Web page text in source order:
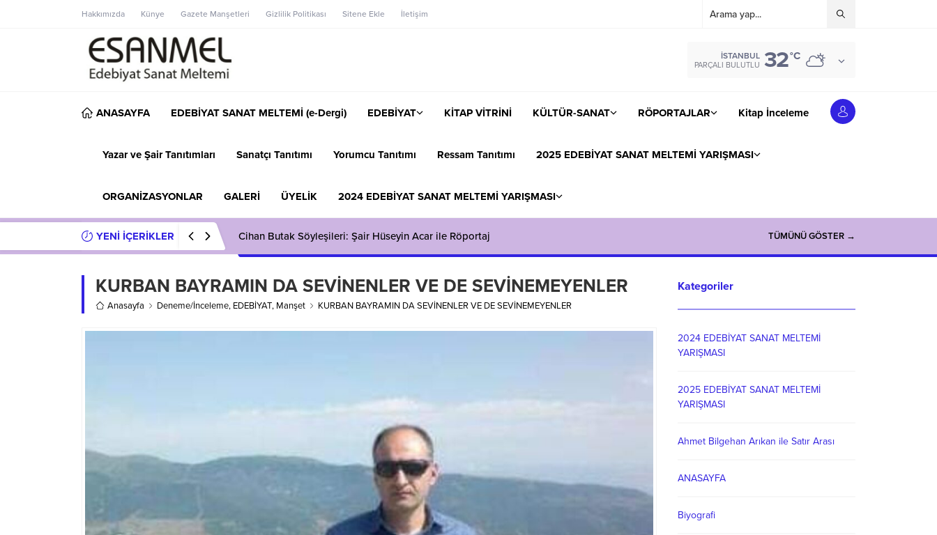
Hakkımızda Künye Gazete Manşetleri Gizlilik Politikası Sitene Ekle İletişim
İSTANBUL
PARÇALI BULUTLU 32°C
ANASAYFA EDEBİYAT SANAT MELTEMİ (e-Dergi) EDEBİYAT KİTAP VİTRİNİ KÜLTÜR-SANAT RÖPORTAJLAR Kitap İnceleme
Yazar ve Şair Tanıtımları Sanatçı Tanıtımı Yorumcu Tanıtımı Ressam Tanıtımı 2025 EDEBİYAT SANAT MELTEMİ YARIŞMASI
ORGANİZASYONLAR GALERİ ÜYELİK 2024 EDEBİYAT SANAT MELTEMİ YARIŞMASI
YENİ İÇERİKLER Cihan Butak Söyleşileri: Şair Hüseyin Acar ile Röportaj TÜMÜNÜ GÖSTER →
KURBAN BAYRAMIN DA SEVİNENLER VE DE SEVİNEMEYENLER
Anasayfa Deneme/İnceleme, EDEBİYAT, Manşet KURBAN BAYRAMIN DA SEVİNENLER VE DE SEVİNEMEYENLER
Kategoriler
2024 EDEBİYAT SANAT MELTEMİ
YARIŞMASI
2025 EDEBİYAT SANAT MELTEMİ
YARIŞMASI
Ahmet Bilgehan Arıkan ile Satır Arası
ANASAYFA
Biyografi